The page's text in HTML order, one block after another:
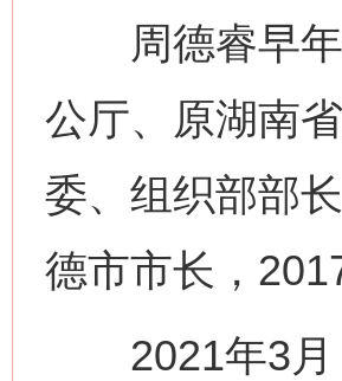
周德睿早年
公厅、原湖南
委、组织部部
德市市长，
2021年3月